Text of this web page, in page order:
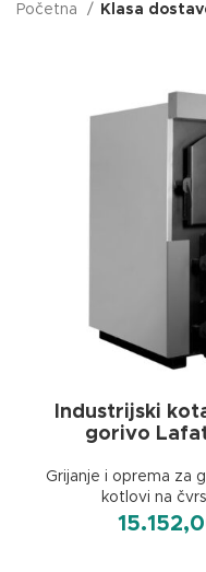
Početna Klasa
Industrijski
gorivo
Grijanje i oprema za
kotlovi na